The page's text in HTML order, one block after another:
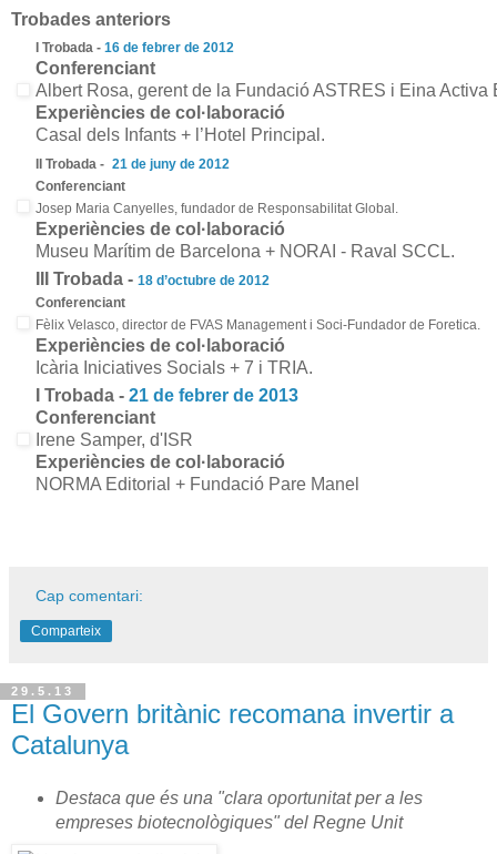
Trobades anteriors
I Trobada - 16 de febrer de 2012
Conferenciant
Albert Rosa, gerent de la Fundació ASTRES i Eina Activa
Experiències de col·laboració
Casal dels Infants + l’Hotel Principal.
II Trobada - 21 de juny de 2012
Conferenciant
Josep Maria Canyelles, fundador de Responsabilitat Global.
Experiències de col·laboració
Museu Marítim de Barcelona + NORAI - Raval SCCL.
III Trobada - 18 d’octubre de 2012
Conferenciant
Fèlix Velasco, director de FVAS Management i Soci-Fundador de Foretica.
Experiències de col·laboració
Icària Iniciatives Socials + 7 i TRIA.
I Trobada - 21 de febrer de 2013
Conferenciant
Irene Samper, d'ISR
Experiències de col·laboració
NORMA Editorial + Fundació Pare Manel
Cap comentari:
Comparteix
29.5.13
El Govern britànic recomana invertir a
Catalunya
Destaca que és una "clara oportunitat per a les
empreses biotecnològiques" del Regne Unit